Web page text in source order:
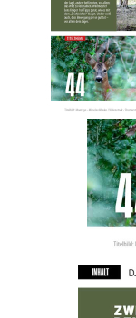
Sofort lieferbar
Beschreibung
Lesen Sie in der
06/2026 auf 100
-
- Krone der Jagd :
- Invasions-Duell
- Juni Böcke:
- Bauanleitung:
Nutzung über den
Nach erfolgreicher
unter Mein Konto im
Ausgabe und